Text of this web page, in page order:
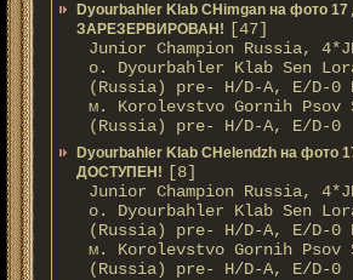
Dyourbahler Klab CHimgan на фото 17
ЗАРЕЗЕРВИРОВАН!
[47]
Junior Champion Russia,
о. Dyourbahler Klab Sen
(Russia) pre- H/D-A, E/D-0
м. Korolevstvo Gornih Psov
(Russia) pre- H/D-A, E/D-0
Dyourbahler Klab CHelendzh на фото
ДОСТУПЕН!
[8]
Junior Champion Russia,
о. Dyourbahler Klab Sen
(Russia) pre- H/D-A, E/D-0
м. Korolevstvo Gornih Psov
(Russia) pre- H/D-A, E/D-0